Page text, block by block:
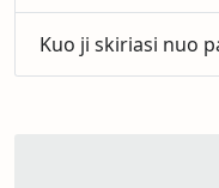
Kuo ji skiriasi nuo